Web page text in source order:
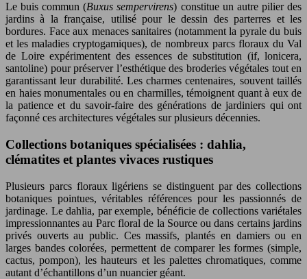
Le buis commun (Buxus sempervirens) constitue un autre pilier des
jardins à la française, utilisé pour le dessin des parterres et les
bordures. Face aux menaces sanitaires (notamment la pyrale du buis
et les maladies cryptogamiques), de nombreux parcs floraux du Val
de Loire expérimentent des essences de substitution (if, lonicera,
santoline) pour préserver l’esthétique des broderies végétales tout en
garantissant leur durabilité. Les charmes centenaires, souvent taillés
en haies monumentales ou en charmilles, témoignent quant à eux de
la patience et du savoir-faire des générations de jardiniers qui ont
façonné ces architectures végétales sur plusieurs décennies.
Collections botaniques spécialisées : dahlia,
clématites et plantes vivaces rustiques
Plusieurs parcs floraux ligériens se distinguent par des collections
botaniques pointues, véritables références pour les passionnés de
jardinage. Le dahlia, par exemple, bénéficie de collections variétales
impressionnantes au Parc floral de la Source ou dans certains jardins
privés ouverts au public. Ces massifs, plantés en damiers ou en
larges bandes colorées, permettent de comparer les formes (simple,
cactus, pompon), les hauteurs et les palettes chromatiques, comme
autant d’échantillons d’un nuancier géant.